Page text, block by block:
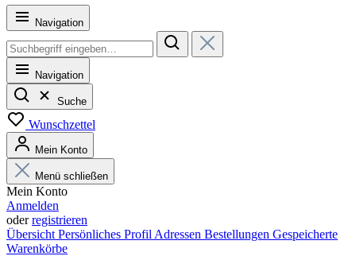
Navigation
Navigation
Suche
Wunschzettel
Mein Konto
Menü schließen
Mein Konto
Anmelden
oderregistrieren
Übersicht Persönliches Profil Adressen Bestellungen Gespeicherte
Warenkörbe